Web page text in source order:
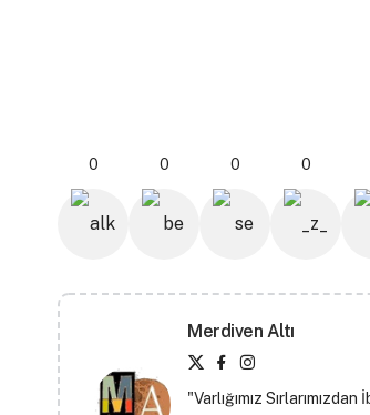
0 0 0 0
Merdiven Altı
"Varlığımız Sırlarımızdan